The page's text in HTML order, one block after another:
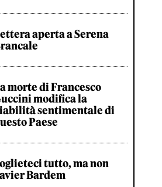
aperta a Serena
morte di Francesco
modifica la
sentimentale di
Paese
tutto, ma non
Bardem